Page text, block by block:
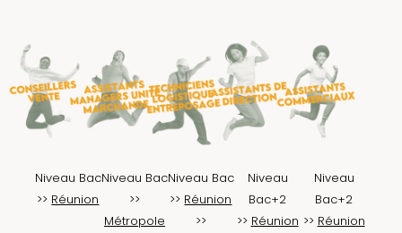
Niveau Bac
>> Réunion
Niveau Bac
>>
Métropole
Niveau Bac
>> Réunion
>>
Niveau
Bac+2
>> Réunion
Niveau
Bac+2
>> Réunion